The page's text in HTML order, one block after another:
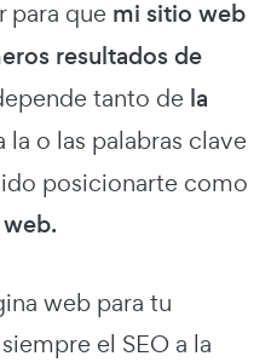
para que mi sitio web
resultados de
tanto de la
la o las palabras clave
posicionarte como
web para tu
el SEO a la